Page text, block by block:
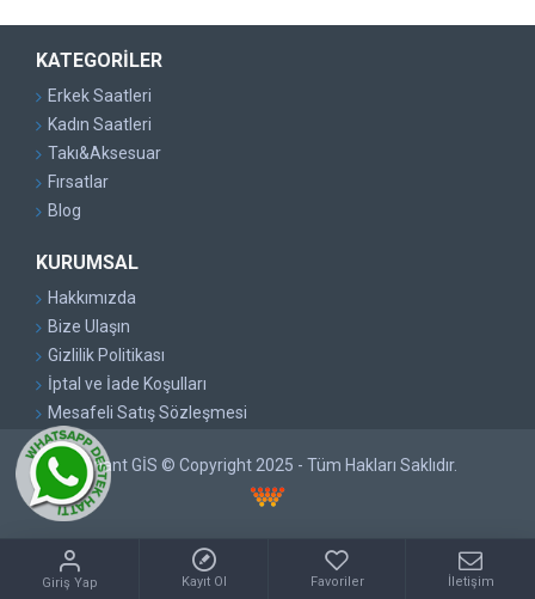
KATEGORILER
Erkek Saatleri
Kadın Saatleri
Takı&Aksesuar
Fırsatlar
Blog
KURUMSAL
Hakkımızda
Bize Ulaşın
Gizlilik Politikası
İptal ve İade Koşulları
Mesafeli Satış Sözleşmesi
Pırlant GİS © Copyright 2025 - Tüm Hakları Saklıdır.
Giriş Yap Kayıt Ol Favoriler İletişim